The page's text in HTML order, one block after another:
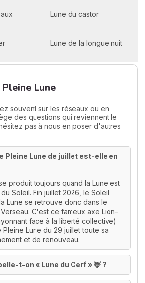
Lune du castor
Lune de la longue nuit
Lune
souvent sur les réseaux ou en
des questions qui reviennent le
pas à nous en poser d'autres
Pleine Lune de juillet est-elle en
produit toujours quand la Lune est
Soleil. Fin juillet 2026, le Soleil
Lune se retrouve donc dans le
C'est ce fameux axe Lion–
face à la liberté collective)
Lune du 29 juillet toute sa
et de renouveau.
t-on « Lune du Cerf » 🦌 ?